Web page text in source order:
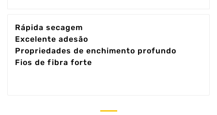
Rápida secagem
Excelente adesão
Propriedades de enchimento profundo
Fios de fibra forte